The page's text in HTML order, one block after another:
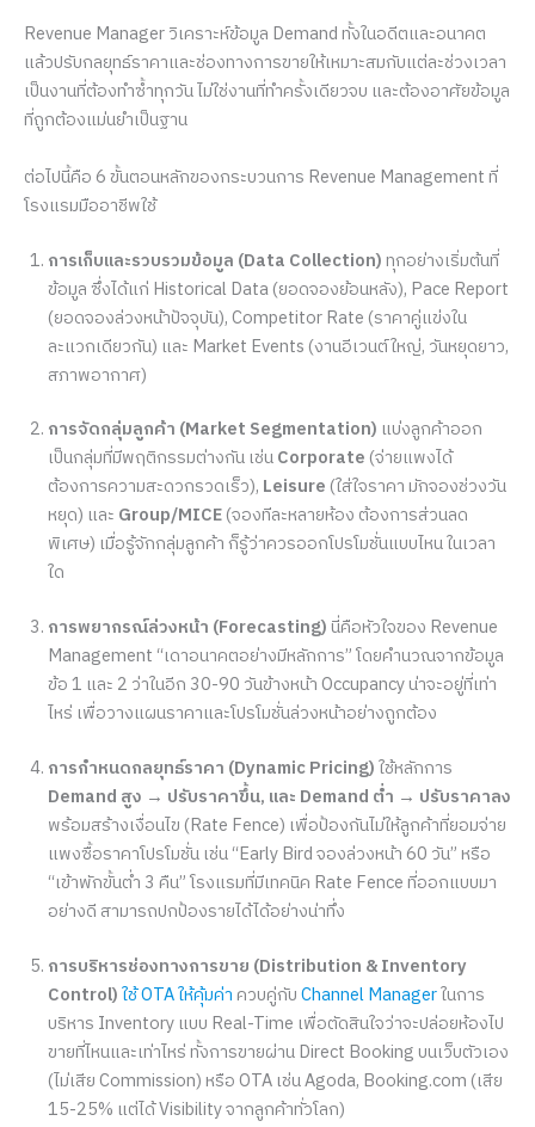
Revenue Manager วิเคราะห์ข้อมูล Demand ทั้งในอดีตและอนาคต
แล้วปรับกลยุทธ์ราคาและช่องทางการขายให้เหมาะสมกับแต่ละช่วงเวลา
เป็นงานที่ต้องทำซ้ำทุกวัน ไม่ใช่งานที่ทำครั้งเดียวจบ และต้องอาศัยข้อมูล
ที่ถูกต้องแม่นยำเป็นฐาน
ต่อไปนี้คือ 6 ขั้นตอนหลักของกระบวนการ Revenue Management ที่
โรงแรมมืออาชีพใช้
การเก็บและรวบรวมข้อมูล (Data Collection) ทุกอย่างเริ่มต้นที่
ข้อมูล ซึ่งได้แก่ Historical Data (ยอดจองย้อนหลัง), Pace Report
(ยอดจองล่วงหน้าปัจจุบัน), Competitor Rate (ราคาคู่แข่งใน
ละแวกเดียวกัน) และ Market Events (งานอีเวนต์ใหญ่, วันหยุดยาว,
สภาพอากาศ)
การจัดกลุ่มลูกค้า (Market Segmentation) แบ่งลูกค้าออก
เป็นกลุ่มที่มีพฤติกรรมต่างกัน เช่นCorporate (จ่ายแพงได้
ต้องการความสะดวกรวดเร็ว), Leisure (ใส่ใจราคา มักจองช่วงวัน
หยุด) และ Group/MICE(จองทีละหลายห้อง ต้องการส่วนลด
พิเศษ) เมื่อรู้จักกลุ่มลูกค้า ก็รู้ว่าควรออกโปรโมชั่นแบบไหน ในเวลา
ใด
การพยากรณ์ล่วงหน้า (Forecasting) นี่คือหัวใจของ Revenue
Management “เดาอนาคตอย่างมีหลักการ” โดยคำนวณจากข้อมูล
ข้อ 1 และ 2 ว่าในอีก 30-90 วันข้างหน้า Occupancy น่าจะอยู่ที่เท่า
ไหร่ เพื่อวางแผนราคาและโปรโมชั่นล่วงหน้าอย่างถูกต้อง
การกำหนดกลยุทธ์ราคา (Dynamic Pricing)ใช้หลักการ
Demand สูง → ปรับราคาขึ้น, และ Demand ต่ำ → ปรับราคาลง
พร้อมสร้างเงื่อนไข (Rate Fence) เพื่อป้องกันไม่ให้ลูกค้าที่ยอมจ่าย
แพงซื้อราคาโปรโมชั่น เช่น “Early Bird จองล่วงหน้า 60 วัน” หรือ
“เข้าพักขั้นต่ำ 3 คืน” โรงแรมที่มีเทคนิค Rate Fence ที่ออกแบบมา
อย่างดี สามารถปกป้องรายได้ได้อย่างน่าทึ่ง
การบริหารช่องทางการขาย (Distribution & Inventory
Control)ใช้ OTA ให้คุ้มค่า ควบคู่กับChannel Managerในการ
บริหาร Inventory แบบ Real-Time เพื่อตัดสินใจว่าจะปล่อยห้องไป
ขายที่ไหนและเท่าไหร่ ทั้งการขายผ่าน Direct Booking บนเว็บตัวเอง
(ไม่เสีย Commission) หรือ OTA เช่น Agoda, Booking.com (เสีย
15-25% แต่ได้ Visibility จากลูกค้าทั่วโลก)